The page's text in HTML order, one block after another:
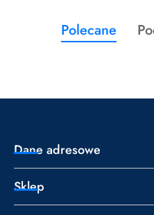
Pomiń karuzelę
Produkty
o
Polecane
Dane adresowe
Sklep